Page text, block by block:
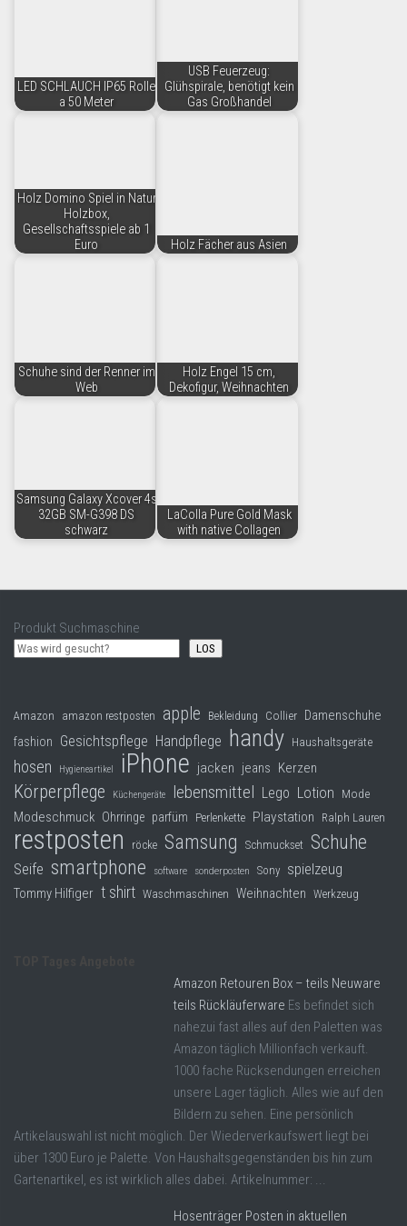
LED SCHLAUCH IP65 Rolle
a 50 Meter
USB Feuerzeug:
Glühspirale, benötigt kein
Gas Großhandel
Holz Domino Spiel in Natur
Holzbox,
Gesellschaftsspiele ab 1
Euro
Holz Fächer aus Asien
Schuhe sind der Renner im
Web
Holz Engel 15 cm,
Dekofigur, Weihnachten
Samsung Galaxy Xcover 4s
32GB SM-G398 DS
schwarz
LaColla Pure Gold Mask
with native Collagen
Produkt Suchmaschine
LOS
Amazon amazon restposten apple Bekleidung Collier Damenschuhe
fashion Gesichtspflege Handpflege handy Haushaltsgeräte
hosen Hygieneartikel iPhone jacken jeans Kerzen
Körperpflege Küchengeräte lebensmittel Lego Lotion Mode
Modeschmuck Ohrringe parfüm Perlenkette Playstation Ralph Lauren
restposten röcke Samsung Schmuckset Schuhe
Seife smartphone software sonderposten Sony spielzeug
Tommy Hilfiger t shirt Waschmaschinen Weihnachten Werkzeug
Amazon Retouren Box – teils Neuware
teils Rückläuferware Es befindet sich
nahezui fast alles auf den Paletten was
Amazon täglich Millionfach verkauft.
1000 fache Rücksendungen erreichen
unsere Lager täglich. Alles wie auf den
Bildern zu sehen. Eine persönlich
Artikelauswahl ist nicht möglich. Der Wiederverkaufswert liegt bei
über 1300 Euro je Palette. Von Haushaltsgegenständen bis hin zum
Gartenartikel, es ist wirklich alles dabei. Artikelnummer: ...
Hosenträger Posten in aktuellen